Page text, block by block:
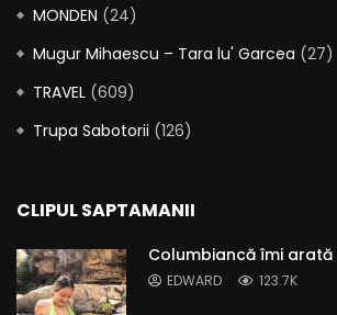
MONDEN (24)
Mugur Mihaescu – Tara lu' Garcea (27)
TRAVEL (609)
Trupa Sabotorii (126)
CLIPUL SAPTAMANII
Columbiancă îmi
EDWARD 123.7K